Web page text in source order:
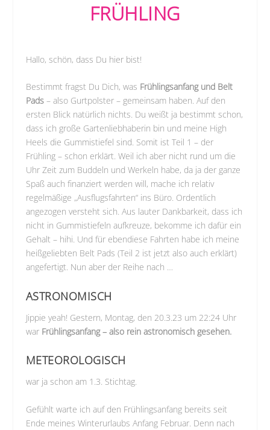
FRÜHLING
Hallo, schön, dass Du hier bist!
Bestimmt fragst Du Dich, was Frühlingsanfang und Belt
Pads– also Gurtpolster – gemeinsam haben. Auf den
ersten Blick natürlich nichts. Du weißt ja bestimmt schon,
dass ich große Gartenliebhaberin bin und meine High
Heels die Gummistiefel sind. Somit ist Teil 1 – der
Frühling – schon erklärt. Weil ich aber nicht rund um die
Uhr Zeit zum Buddeln und Werkeln habe, da ja der ganze
Spaß auch finanziert werden will, mache ich relativ
regelmäßige „Ausflugsfahrten“ ins Büro. Ordentlich
angezogen versteht sich. Aus lauter Dankbarkeit, dass ich
nicht in Gummistiefeln aufkreuze, bekomme ich dafür ein
Gehalt – hihi. Und für ebendiese Fahrten habe ich meine
heißgeliebten Belt Pads (Teil 2 ist jetzt also auch erklärt)
angefertigt. Nun aber der Reihe nach …
ASTRONOMISCH
Jippie yeah! Gestern, Montag, den 20.3.23 um 22:24 Uhr
war Frühlingsanfang – also rein astronomisch gesehen.
METEOROLOGISCH
war ja schon am 1.3. Stichtag.
Gefühlt warte ich auf den Frühlingsanfang bereits seit
Ende meines Winterurlaubs Anfang Februar. Denn nach